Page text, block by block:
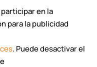
en la
para la publicidad
. Puede desactivar el